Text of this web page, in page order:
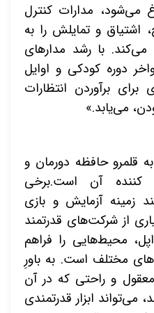
می‌شود، مدارات کنترل
اشتیاق و تمایلش را به
با رشد مدارهای
دوره کودکی و اوایل
برای برآوردن انتظارات
می‌یابد.»
قلمرو حافظه دورمان و
آن است.برخی
زمینه آزمایش و بازی
از شرکت‌های قدرتمند
محیط‌هایی را فراهم
مختلف است. به باورِ
و راحتی که در آن
می‌تواند ابزار قدرتمندی